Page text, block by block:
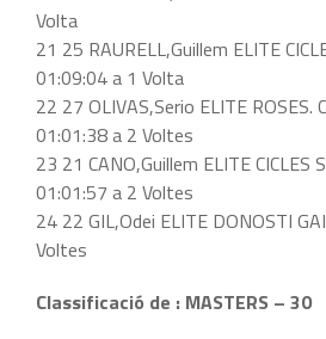
Volta
21 25 RAURELL,Guillem ELITE
01:09:04 a 1 Volta
22 27 OLIVAS,Serio ELITE ROSES.
01:01:38 a 2 Voltes
23 21 CANO,Guillem ELITE CICLES
01:01:57 a 2 Voltes
24 22 GIL,Odei ELITE DONOSTI
Voltes
Classificació de : MASTERS – 30